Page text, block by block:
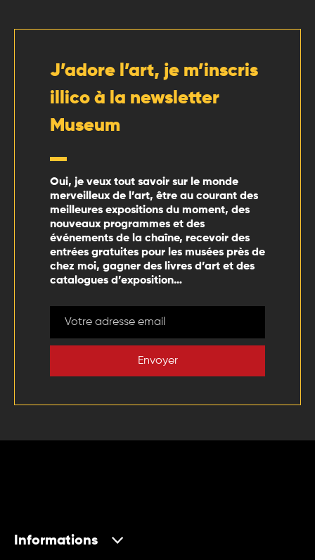
J’adore l’art, je m’inscris
illico à la newsletter
Museum
Oui, je veux tout savoir sur le monde
merveilleux de l’art, être au courant des
meilleures expositions du moment, des
nouveaux programmes et des
événements de la chaîne, recevoir des
entrées gratuites pour les musées près de
chez moi, gagner des livres d’art et des
catalogues d’exposition…
Envoyer
Informations